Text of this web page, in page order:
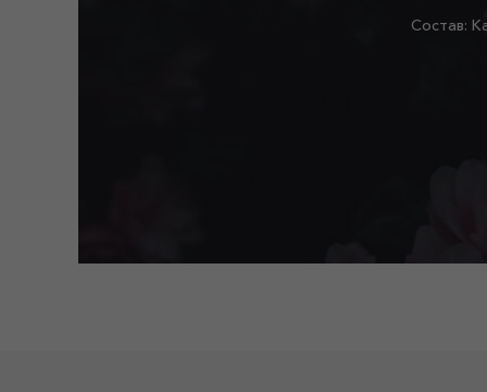
Состав: